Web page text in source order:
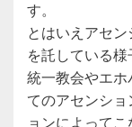
す。
とはいえアセ
を託している様
統一教会やエ
てのアセンシ
ョンによって